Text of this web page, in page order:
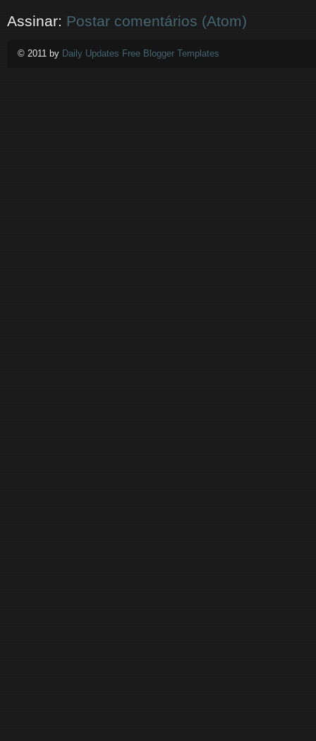
Assinar: Postar comentários (Atom)
© 2011 by Daily Updates Free Blogger Templates